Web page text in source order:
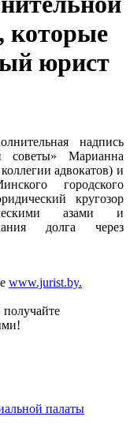
которые
юрист
надпись
советы» Марианна
адвокатов) и
городского
кругозор
азами и
долга через
www.jurist.by.
палаты